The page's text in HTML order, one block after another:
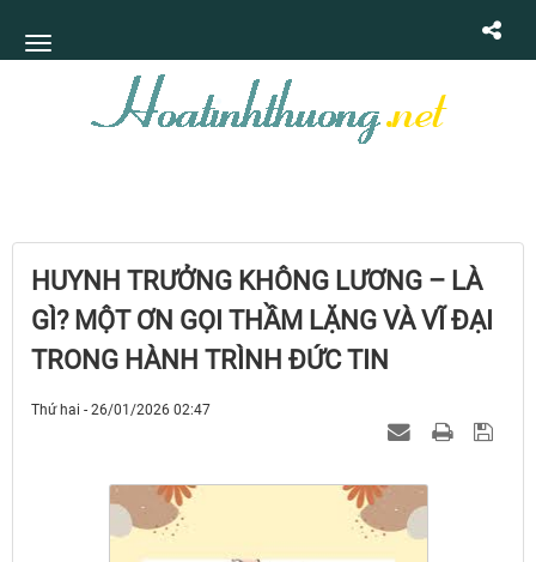
HUYNH TRƯỞNG KHÔNG LƯƠNG – LÀ
GÌ? MỘT ƠN GỌI THẦM LẶNG VÀ VĨ ĐẠI
TRONG HÀNH TRÌNH ĐỨC TIN
Thứ hai - 26/01/2026 02:47